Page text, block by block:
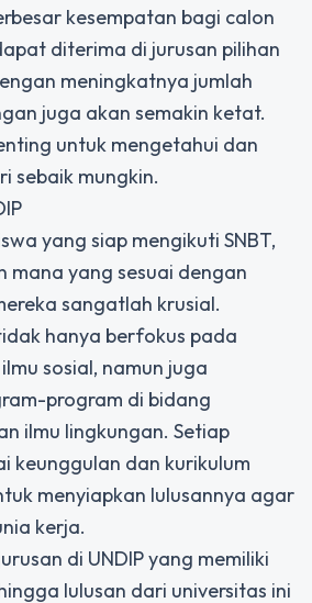
kesempatan bagi calon
diterima di jurusan pilihan
meningkatnya jumlah
juga akan semakin ketat.
untuk mengetahui dan
sebaik mungkin.
yang siap mengikuti SNBT,
mana yang sesuai dengan
sangatlah krusial.
hanya berfokus pada
sosial, namun juga
program di bidang
ilmu lingkungan. Setiap
keunggulan dan kurikulum
menyiapkan lulusannya agar
kerja.
di UNDIP yang memiliki
lulusan dari universitas ini